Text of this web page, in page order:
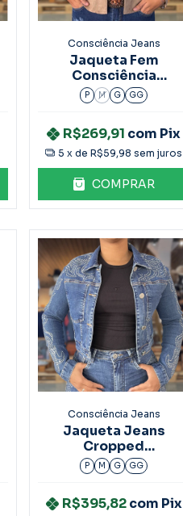
Consciência Jeans
Jaqueta Fem
Consciência
Camurça e Pu Bege
90603
P M G GG
R$269,91 com Pix
5 x deR$59,98 sem juros
COMPRAR
Consciência Jeans
Jaqueta Jeans
Cropped
Consciência Com
Aplicação Ref.25292
P M G GG
R$395,82com Pix